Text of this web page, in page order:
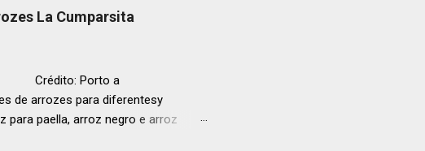
por trás da embalagem perfeita
tudo igual, prepare-se para
La Cumparsita
Crédito: Porto a
de arrozes para diferentesy
para paella, arroz negro e arroz